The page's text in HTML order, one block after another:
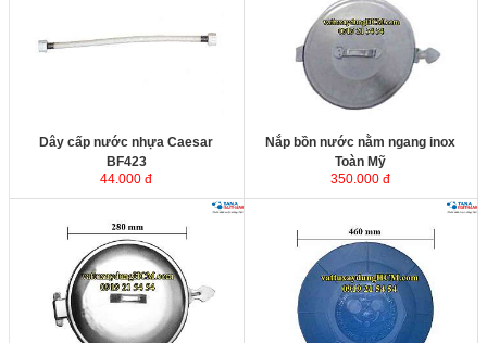
Dây cấp nước nhựa Caesar
BF423
44.000 đ
được sản xuất từ inox 304 không
rỉ sét trong mọi điều kiện thời tiết,
sản phẩm có pát gài an toàn tránh
tình trạng bay nắp khi gió thổi
Nắp bồn nước nằm ngang inox
Toàn Mỹ
350.000 đ
Nắp bồn nước nằm ngang inox
Đại Thành ( đường kính 28cm
được sản xuất từ inox 304 không
rỉ sét trong mọi điều kiện thời tiết,
sản phẩm có pát gài an toàn tránh
tình trạng bay nắp khi gió thổi